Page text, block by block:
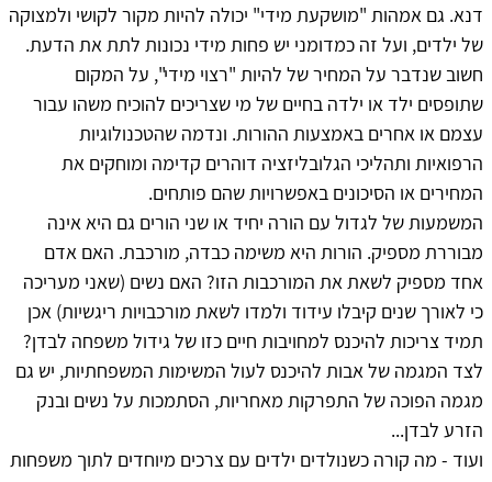
דנא. גם אמהות "מושקעת מידי" יכולה להיות מקור לקושי ולמצוקה
של ילדים, ועל זה כמדומני יש פחות מידי נכונות לתת את הדעת.
חשוב שנדבר על המחיר של להיות "רצוי מידי", על המקום
שתופסים ילד או ילדה בחיים של מי שצריכים להוכיח משהו עבור
עצמם או אחרים באמצעות ההורות. ונדמה שהטכנולוגיות
הרפואיות ותהליכי הגלובליזציה דוהרים קדימה ומוחקים את
המחירים או הסיכונים באפשרויות שהם פותחים.
המשמעות של לגדול עם הורה יחיד או שני הורים גם היא אינה
מבוררת מספיק. הורות היא משימה כבדה, מורכבת. האם אדם
אחד מספיק לשאת את המורכבות הזו? האם נשים (שאני מעריכה
כי לאורך שנים קיבלו עידוד ולמדו לשאת מורכבויות ריגשיות) אכן
תמיד צריכות להיכנס למחויבות חיים כזו של גידול משפחה לבדן?
לצד המגמה של אבות להיכנס לעול המשימות המשפחתיות, יש גם
מגמה הפוכה של התפרקות מאחריות, הסתמכות על נשים ובנק
הזרע לבדן...
ועוד - מה קורה כשנולדים ילדים עם צרכים מיוחדים לתוך משפחות